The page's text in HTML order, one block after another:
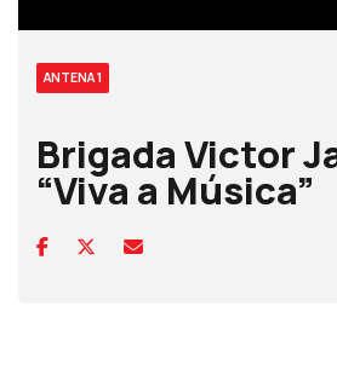
ANTENA 1
Brigada Victor
“Viva a Música”